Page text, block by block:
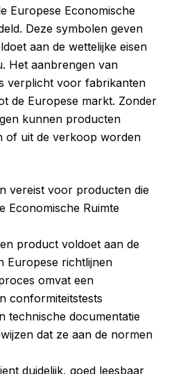
Europese Economische
Deze symbolen geven
aan de wettelijke eisen
Het aanbrengen van
verplicht voor fabrikanten
de Europese markt. Zonder
kunnen producten
of uit de verkoop worden
vereist voor producten die
Economische Ruimte
product voldoet aan de
Europese richtlijnen
omvat een
conformiteitstests
technische documentatie
dat ze aan de normen
duidelijk, goed leesbaar